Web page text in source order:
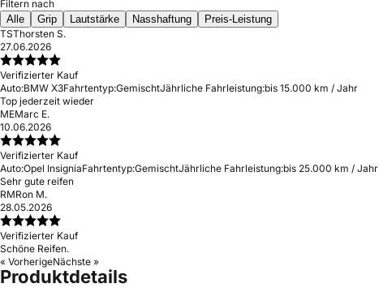
Filtern nach
Alle
Grip Lautstärke Nasshaftung
Preis-Leistung
TSThorsten S.
27.06.2026
Verifizierter Kauf
Auto:BMW X3Fahrtentyp:GemischtJährliche Fahrleistung:bis 15.000 km / Jahr
Top jederzeit wieder
MEMarc E.
10.06.2026
Verifizierter Kauf
Auto:Opel InsigniaFahrtentyp:GemischtJährliche Fahrleistung:bis 25.000 km / Jahr
Sehr gute reifen
RMRon M.
28.05.2026
Verifizierter Kauf
Schöne Reifen.
« VorherigeNächste »
Produktdetails